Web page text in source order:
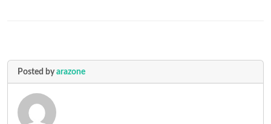
Posted byarazone